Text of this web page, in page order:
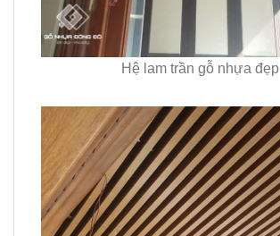
Hệ lam trần gỗ nhựa đẹp